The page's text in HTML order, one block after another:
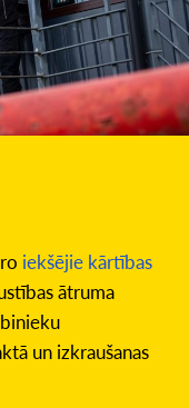
iekšējie kārtības
ātruma
un izkraušanas